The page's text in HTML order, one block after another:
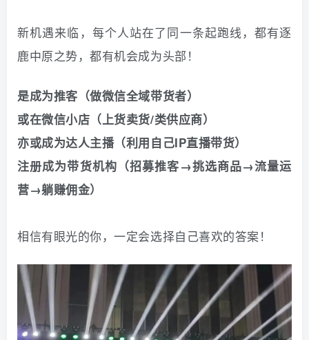
新机遇来临，每个人站在了同一条起跑线，都有逐
鹿中原之势，都有机会成为头部！
是成为推客（做微信全域带货者）
或在微信小店（上货卖货/类供应商）
亦或成为达人主播（利用自己IP直播带货）
注册成为带货机构（招募推客→挑选商品→流量运
营→躺赚佣金）
相信有眼光的你，一定会选择自己喜欢的答案！